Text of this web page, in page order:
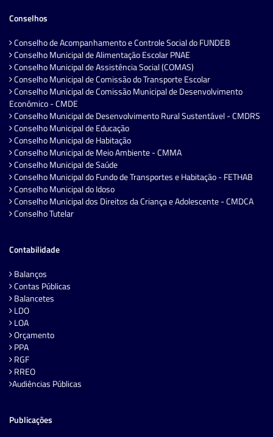
Conselhos
Conselho de Acompanhamento e Controle Social do FUNDEB
Conselho Municipal de Alimentação Escolar PNAE
Conselho Municipal de Assistência Social (COMAS)
Conselho Municipal de Comissão do Transporte Escolar
Conselho Municipal de Comissão Municipal de Desenvolvimento
Econômico - CMDE
Conselho Municipal de Desenvolvimento Rural Sustentável - CMDRS
Conselho Municipal de Educação
Conselho Municipal de Habitação
Conselho Municipal de Meio Ambiente - CMMA
Conselho Municipal de Saúde
Conselho Municipal do Fundo de Transportes e Habitação - FETHAB
Conselho Municipal do Idoso
Conselho Municipal dos Direitos da Criança e Adolescente - CMDCA
Conselho Tutelar
Contabilidade
Balanços
Contas Públicas
Balancetes
LDO
LOA
Orçamento
PPA
RGF
RREO
Audiências Públicas
Publicações